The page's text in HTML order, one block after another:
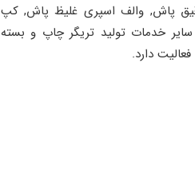
پاش, والف اسپری غلیظ پاش, کپ
خدمات تولید تریگر چاپ و بسته
دارد.